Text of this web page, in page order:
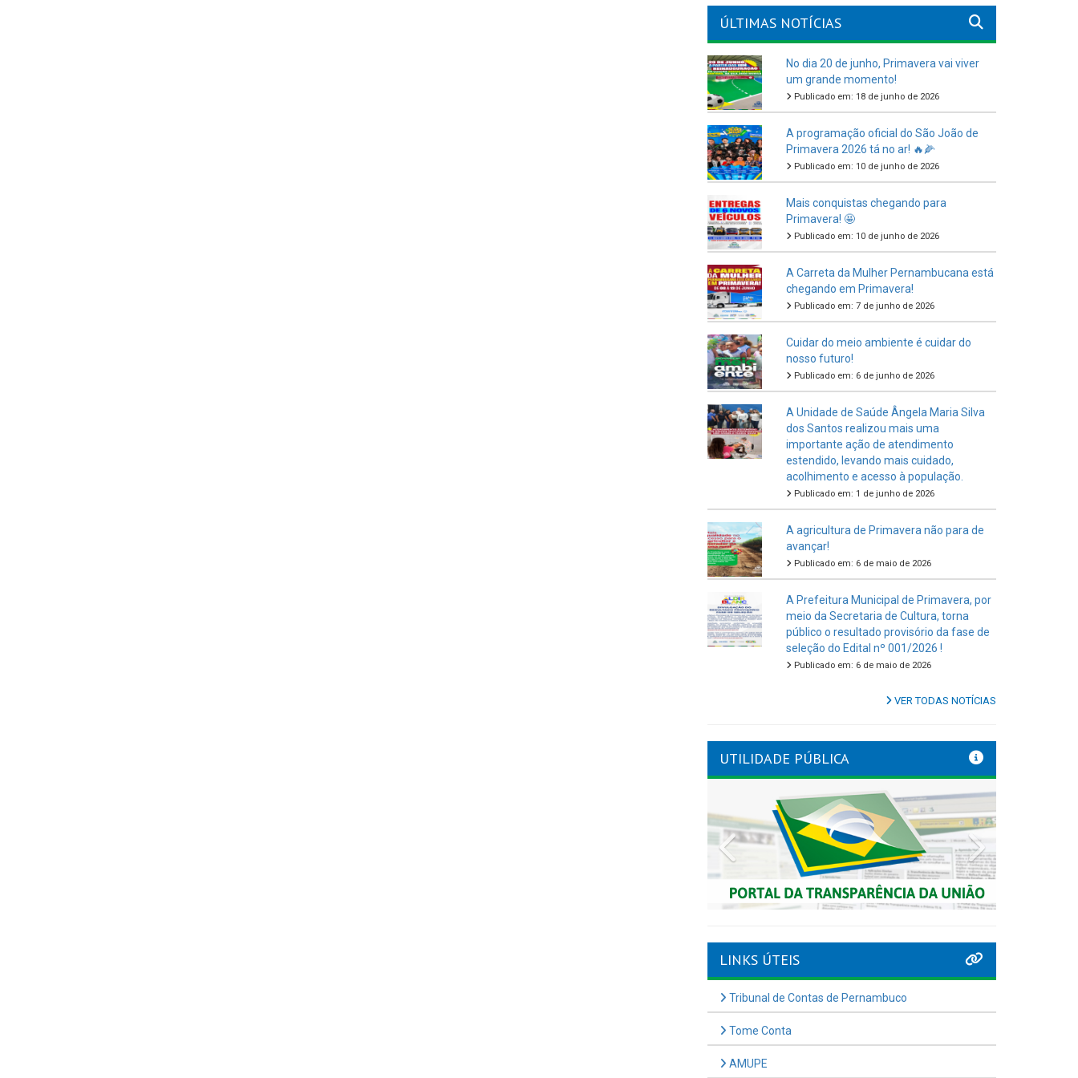
ÚLTIMAS NOTÍCIAS
No dia 20 de junho, Primavera vai viver
um grande momento!
Publicado em: 18 de junho de 2026
A programação oficial do São João de
Primavera 2026 tá no ar! 🔥🌽
Publicado em: 10 de junho de 2026
Mais conquistas chegando para
Primavera! 🤩
Publicado em: 10 de junho de 2026
A Carreta da Mulher Pernambucana está
chegando em Primavera!
Publicado em: 7 de junho de 2026
Cuidar do meio ambiente é cuidar do
nosso futuro!
Publicado em: 6 de junho de 2026
A Unidade de Saúde Ângela Maria Silva
dos Santos realizou mais uma
importante ação de atendimento
estendido, levando mais cuidado,
acolhimento e acesso à população.
Publicado em: 1 de junho de 2026
A agricultura de Primavera não para de
avançar!
Publicado em: 6 de maio de 2026
A Prefeitura Municipal de Primavera, por
meio da Secretaria de Cultura, torna
público o resultado provisório da fase de
seleção do Edital nº 001/2026 !
Publicado em: 6 de maio de 2026
VER TODAS NOTÍCIAS
UTILIDADE PÚBLICA
Previous
LINKS ÚTEIS
Tribunal de Contas de Pernambuco
Tome Conta
AMUPE